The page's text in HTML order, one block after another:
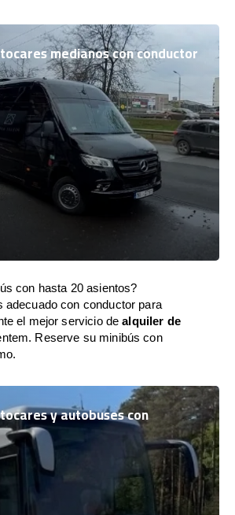
medianos con conductor
con hasta 20 asientos?
adecuado con conductor para
el mejor servicio dealquiler de
Reserve su minibús con
y autobuses con